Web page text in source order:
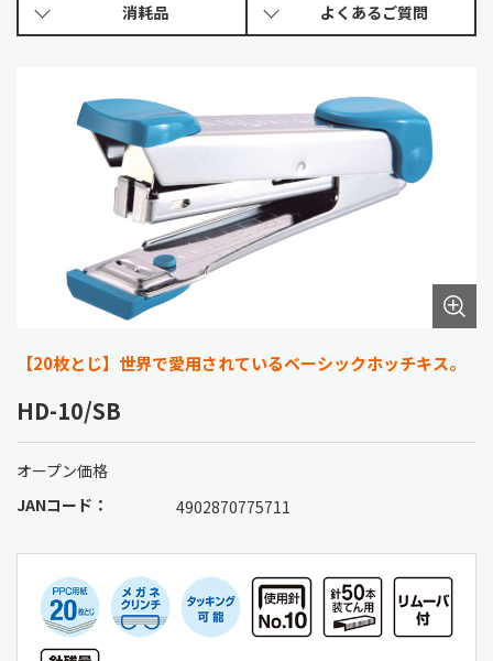
消耗品 よくあるご質問
【20枚とじ】世界で愛用されているベーシックホッチキス。
HD-10/SB
オープン価格
JANコード：
4902870775711